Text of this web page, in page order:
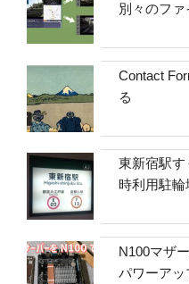
別々のフ
Contact
る
東新宿駅
時利用駐輪
N100マザ
パワーアッ